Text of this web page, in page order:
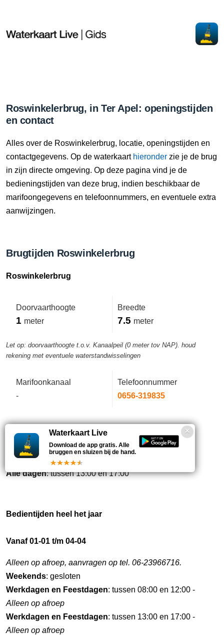
Roswinkelerbrug, in Ter Apel: openingstijden
en contact
Alles over de Roswinkelerbrug, locatie, openingstijden en
contactgegevens. Op de waterkaart hieronder zie je de brug
in zijn directe omgeving. Op deze pagina vind je de
bedieningstijden van deze brug, indien beschikbaar de
marifoongegevens en telefoonnummers, en eventuele extra
aanwijzingen.
Brugtijden Roswinkelerbrug
Roswinkelerbrug
Doorvaarthoogte
1 meter
Breedte
7.5 meter
Let op: doorvaarthoogte t.o.v. Kanaalpeil (0 meter tov NAP). houd
rekening met eventuele waterstandwisselingen
Marifoonkanaal
-
Telefoonnummer
0656-319835
Bedientijden deze week
Alle dagen
: tussen 09:00 en 12:00
Alle dagen: tussen 13:00 en 17:00
Bedientijden heel het jaar
Vanaf 01-01 t/m 04-04
Alleen op afroep, aanvragen op tel. 06-23966716.
Weekends: gesloten
Werkdagen en Feestdagen: tussen 08:00 en 12:00 -
Alleen op afroep
Werkdagen en Feestdagen: tussen 13:00 en 17:00 -
Alleen op afroep
Waterkaart Live
Download de app gratis. Alle
bruggen en sluizen bij de hand.